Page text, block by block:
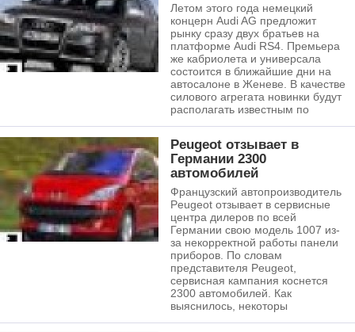
Летом этого года немецкий
концерн Audi AG предложит
рынку сразу двух братьев на
платформе Audi RS4. Премьера
же кабриолета и универсала
состоится в ближайшие дни на
автосалоне в Женеве. В качестве
силового агрегата новинки будут
располагать известным по
Peugeot отзывает в
Германии 2300
автомобилей
Французский автопроизводитель
Peugeot отзывает в сервисные
центра дилеров по всей
Германии свою модель 1007 из-
за некорректной работы панели
приборов. По словам
представителя Peugeot,
сервисная кампания коснется
2300 автомобилей. Как
выяснилось, некоторы